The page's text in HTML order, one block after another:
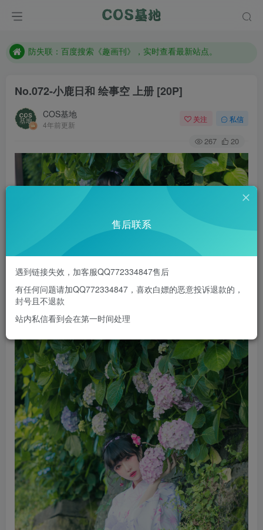
现在遇到数据丢失，售后QQ:772334847
防失联：百度搜索《趣画刊》，实时查看最新站点。
No.072-小鹿日和 绘事空 上册 [20P]
COS基地
4年前更新
关注 私信
267 20
售后联系
遇到链接失效，加客服QQ772334847售后
有任何问题请加QQ772334847，喜欢白嫖的恶意投诉退款的，
封号且不退款
站内私信看到会在第一时间处理